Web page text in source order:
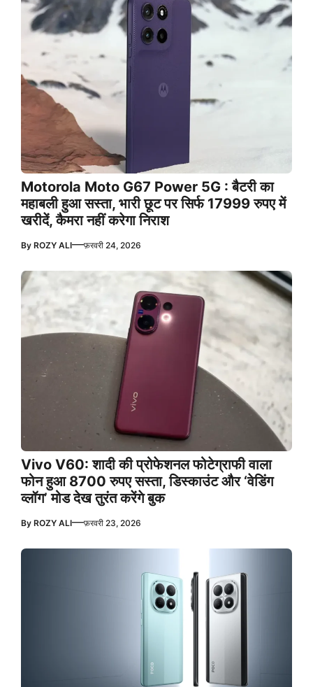
Motorola Moto G67 Power 5G : बैटरी का
महाबली हुआ सस्ता, भारी छूट पर सिर्फ 17999 रुपए में
खरीदें, कैमरा नहीं करेगा निराश
By ROZY ALI—फ़रवरी 24, 2026
Vivo V60: शादी की प्रोफेशनल फोटेग्राफी वाला
फोन हुआ 8700 रुपए सस्ता, डिस्काउंट और ‘वेडिंग
व्लॉग’ मोड देख तुरंत करेंगे बुक
By ROZY ALI—फ़रवरी 23, 2026